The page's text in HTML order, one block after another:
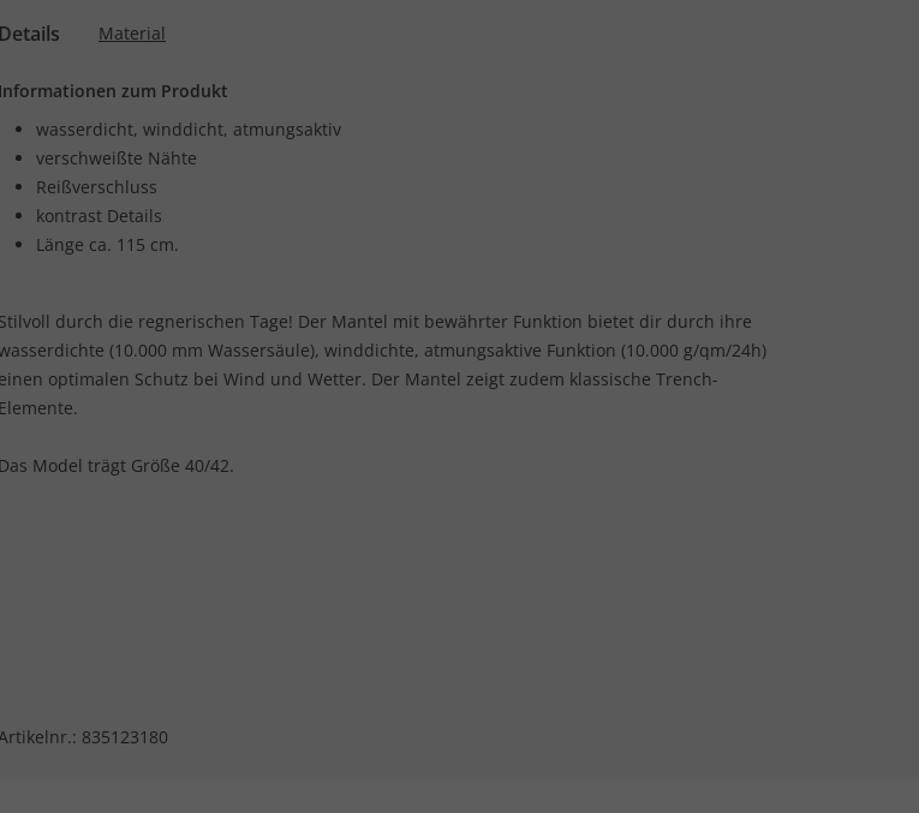
Details Material
Informationen zum Produkt
wasserdicht, winddicht, atmungsaktiv
verschweißte Nähte
Reißverschluss
kontrast Details
Länge ca. 115 cm.
Stilvoll durch die regnerischen Tage! Der Mantel mit bewährter Funktion bietet dir durch ihre
(10.000 mm Wassersäule), winddichte, atmungsaktive Funktion (10.000 g/qm/24h)
einen optimalen Schutz bei Wind und Wetter. Der Mantel zeigt zudem klassische Trench-
Elemente.
Das Model trägt Größe 40/42.
835123180